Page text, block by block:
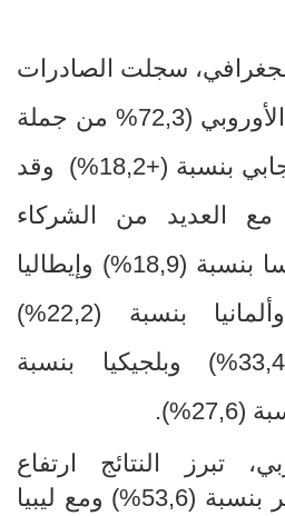
سجلت الصادرات
(72,3
% من جملة
بنسبة (+18,2
(%
وقد
مع العديد من الشركاء
بنسبة (18,9
(% وإيطاليا
بنسبة (22,2
(%
(% وبلجيكيا بنسبة
(27,6
(%
.
تبرز النتائج ارتفاع
الصادرات مع الجزائر بنسبة (53,6%) ومع ليبيا